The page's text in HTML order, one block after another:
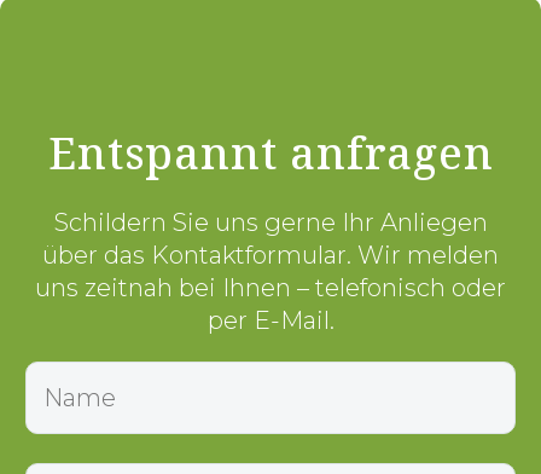
Entspannt anfragen
Schildern Sie uns gerne Ihr Anliegen
über das Kontaktformular. Wir melden
uns zeitnah bei Ihnen – telefonisch oder
per E-Mail.